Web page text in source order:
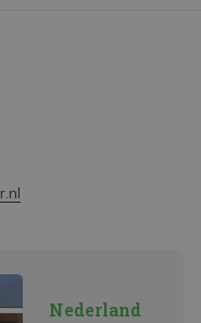
Nederland